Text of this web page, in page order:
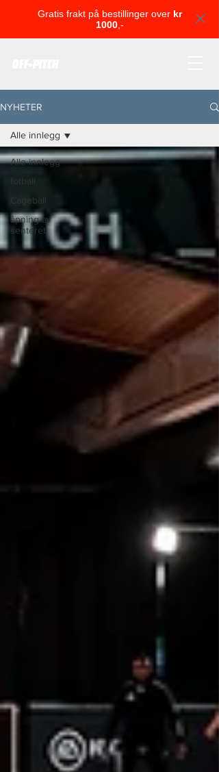
Gratis frakt på bestillinger over kr
1000,-
NYHETER
Alle innlegg
fotball
Cageball
åpning av
senteret
Alle innlegg